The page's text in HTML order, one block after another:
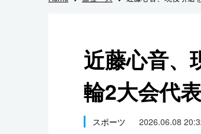
国際
社会
文化
近藤心音
輪2大会代表
スポーツ 2026.06.08